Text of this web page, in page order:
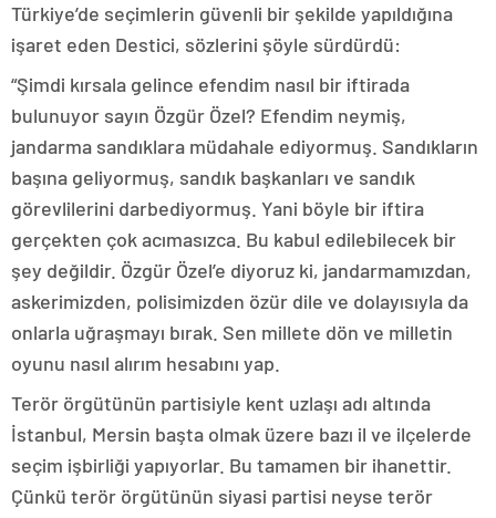
Türkiye’de seçimlerin güvenli bir şekilde yapıldığına
işaret eden Destici, sözlerini şöyle sürdürdü:
“Şimdi kırsala gelince efendim nasıl bir iftirada
bulunuyor sayın Özgür Özel? Efendim neymiş,
jandarma sandıklara müdahale ediyormuş. Sandıkların
başına geliyormuş, sandık başkanları ve sandık
görevlilerini darbediyormuş. Yani böyle bir iftira
gerçekten çok acımasızca. Bu kabul edilebilecek bir
şey değildir. Özgür Özel’e diyoruz ki, jandarmamızdan,
askerimizden, polisimizden özür dile ve dolayısıyla da
onlarla uğraşmayı bırak. Sen millete dön ve milletin
oyunu nasıl alırım hesabını yap.
Terör örgütünün partisiyle kent uzlaşı adı altında
İstanbul, Mersin başta olmak üzere bazı il ve ilçelerde
seçim işbirliği yapıyorlar. Bu tamamen bir ihanettir.
Çünkü terör örgütünün siyasi partisi neyse terör